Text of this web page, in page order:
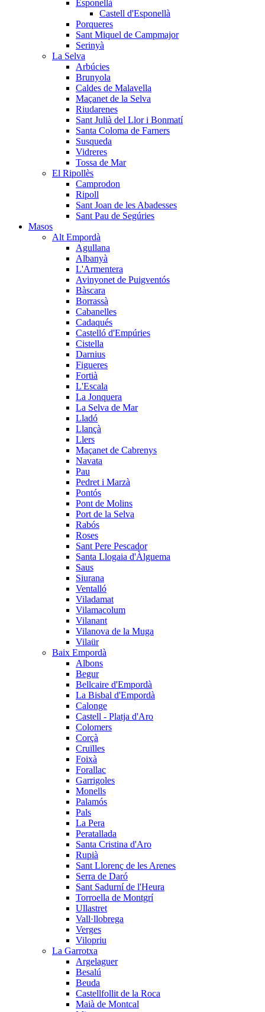
Esponellà
Castell d'Esponellà
Porqueres
Sant Miquel de Campmajor
Serinyà
La Selva
Arbúcies
Brunyola
Caldes de Malavella
Maçanet de la Selva
Riudarenes
Sant Julià del Llor i Bonmatí
Santa Coloma de Farners
Susqueda
Vidreres
Tossa de Mar
El Ripollès
Camprodon
Ripoll
Sant Joan de les Abadesses
Sant Pau de Segúries
Masos
Alt Empordà
Agullana
Albanyà
L'Armentera
Avinyonet de Puigventós
Bàscara
Borrassà
Cabanelles
Cadaqués
Castelló d'Empúries
Cistella
Darnius
Figueres
Fortià
L'Escala
La Jonquera
La Selva de Mar
Lladó
Llançà
Llers
Maçanet de Cabrenys
Navata
Pau
Pedret i Marzà
Pontós
Pont de Molins
Port de la Selva
Rabós
Roses
Sant Pere Pescador
Santa Llogaia d'Àlguema
Saus
Siurana
Ventalló
Viladamat
Vilamacolum
Vilanant
Vilanova de la Muga
Vilaür
Baix Empordà
Albons
Begur
Bellcaire d'Empordà
La Bisbal d'Empordà
Calonge
Castell - Platja d'Aro
Colomers
Corçà
Cruïlles
Foixà
Forallac
Garrigoles
Monells
Palamós
Pals
La Pera
Peratallada
Santa Cristina d'Aro
Rupià
Sant Llorenç de les Arenes
Serra de Daró
Sant Sadurní de l'Heura
Torroella de Montgrí
Ullastret
Vall·llobrega
Verges
Vilopriu
La Garrotxa
Argelaguer
Besalú
Beuda
Castellfollit de la Roca
Maià de Montcal